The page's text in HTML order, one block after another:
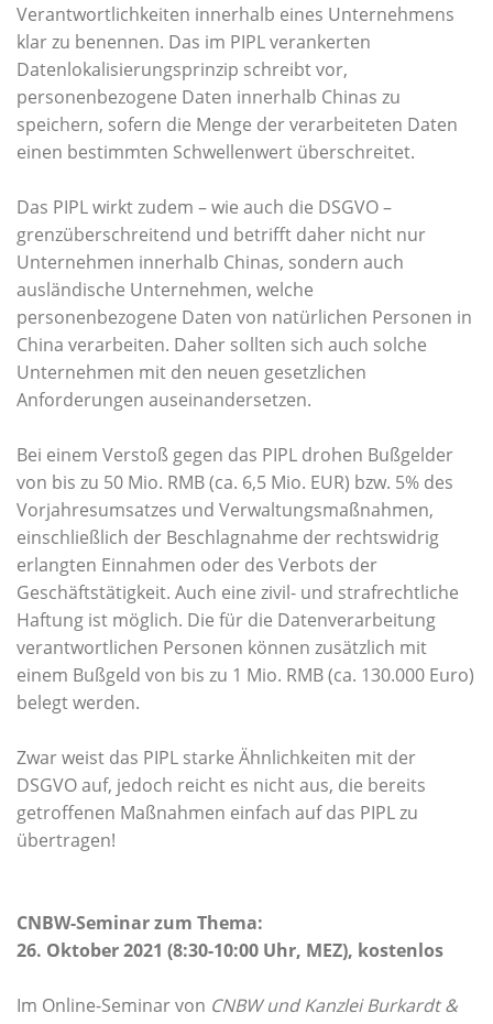
Verantwortlichkeiten innerhalb eines Unternehmens
klar zu benennen. Das im PIPL verankerten
Datenlokalisierungsprinzip schreibt vor,
personenbezogene Daten innerhalb Chinas zu
speichern, sofern die Menge der verarbeiteten Daten
einen bestimmten Schwellenwert überschreitet.
Das PIPL wirkt zudem – wie auch die DSGVO –
grenzüberschreitend und betrifft daher nicht nur
Unternehmen innerhalb Chinas, sondern auch
ausländische Unternehmen, welche
personenbezogene Daten von natürlichen Personen in
China verarbeiten. Daher sollten sich auch solche
Unternehmen mit den neuen gesetzlichen
Anforderungen auseinandersetzen.
Bei einem Verstoß gegen das PIPL drohen Bußgelder
von bis zu 50 Mio. RMB (ca. 6,5 Mio. EUR) bzw. 5% des
Vorjahresumsatzes und Verwaltungsmaßnahmen,
einschließlich der Beschlagnahme der rechtswidrig
erlangten Einnahmen oder des Verbots der
Geschäftstätigkeit. Auch eine zivil- und strafrechtliche
Haftung ist möglich. Die für die Datenverarbeitung
verantwortlichen Personen können zusätzlich mit
einem Bußgeld von bis zu 1 Mio. RMB (ca. 130.000 Euro)
belegt werden.
Zwar weist das PIPL starke Ähnlichkeiten mit der
DSGVO auf, jedoch reicht es nicht aus, die bereits
getroffenen Maßnahmen einfach auf das PIPL zu
übertragen!
CNBW-Seminar zum Thema:
26. Oktober 2021 (8:30-10:00 Uhr, MEZ), kostenlos
Im Online-Seminar von CNBW und Kanzlei Burkardt &